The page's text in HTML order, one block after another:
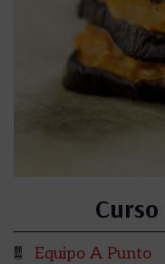
Equipo A Punto